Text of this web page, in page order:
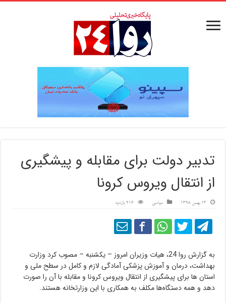
تدبیر دولت برای مقابله و پیشگیری
از انتقال ویروس کرونا
13 بهمن 1398 سیاسی 216 بازدید
به گزارش روا 24، هیات وزیران امروز – یکشنبه – مصوب کرد وزارت
بهداشت، درمان و آموزش پزشکی آمادگی لازم و کامل در سطح ملی و
استان ها برای پیشگیری از انتقال ویروس کرونا و مقابله با آن را صورت
دهد و همه دستگاه‌ها مکلف به همکاری با این وزارتخانه هستند.